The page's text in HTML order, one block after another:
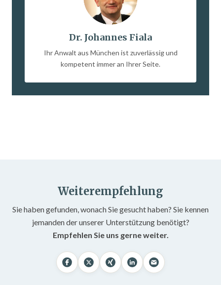
Dr. Johannes Fiala
Ihr Anwalt aus München ist zuverlässig und
kompetent immer an Ihrer Seite.
Weiterempfehlung
Sie haben gefunden, wonach Sie gesucht haben? Sie kennen
jemanden der unserer Unterstützung benötigt?
Empfehlen Sie uns gerne weiter.